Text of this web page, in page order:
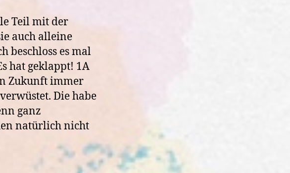
Teil mit der
auch alleine
beschloss es mal
hat geklappt! 1A
Zukunft immer
Die habe
ganz
natürlich nicht